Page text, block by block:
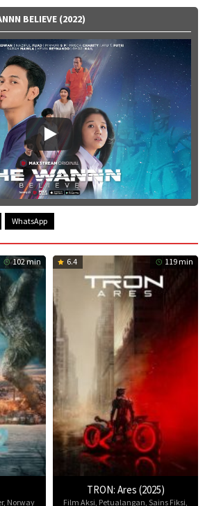
BELIEVE (2022)
WhatsApp
102 min
, Norway
6.4 119 min
TRON: Ares (2025)
Film Aksi Petualangan Sains Fiksi